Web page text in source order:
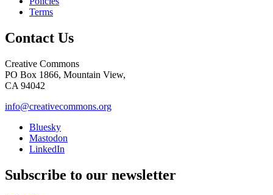
Terms
Contact Us
Creative Commons
PO Box 1866, Mountain View,
CA 94042
info@creativecommons.org
Bluesky
Mastodon
LinkedIn
Subscribe to our newsletter